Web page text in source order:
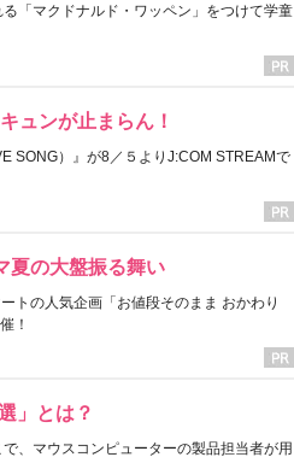
「マクドナルド・ワッペン」をつけて学童
ュンが止まらん！
SONG）』が8／５よりJ:COM STREAMで
夏の大盤振る舞い
トの人気企画「お値段そのまま おかわり
！
」とは？
、マウスコンピューターの製品担当者が用